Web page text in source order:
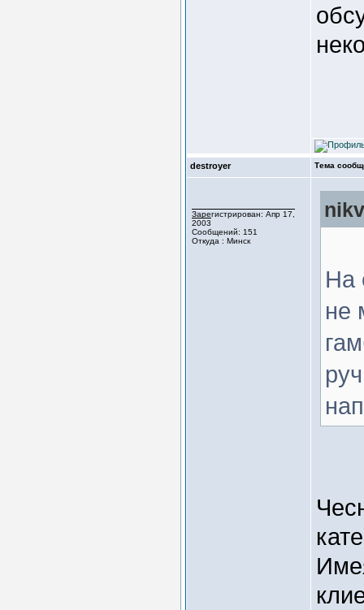
destroyer Тема
Зарегистрирован: Апр 17,
2003
Сообщений: 151
Откуда : Минск
На
не